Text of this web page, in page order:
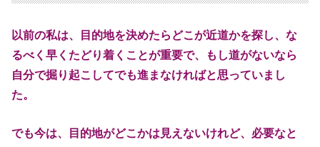
以前の私は、目的地を決めたらどこが近道かを探し、な
るべく早くたどり着 くことが重要で、もし道がないなら
自分で掘り起こしてでも進まなければと思っていまし
た。
でも今は、目的地がどこかは見えないけれど、必要なと